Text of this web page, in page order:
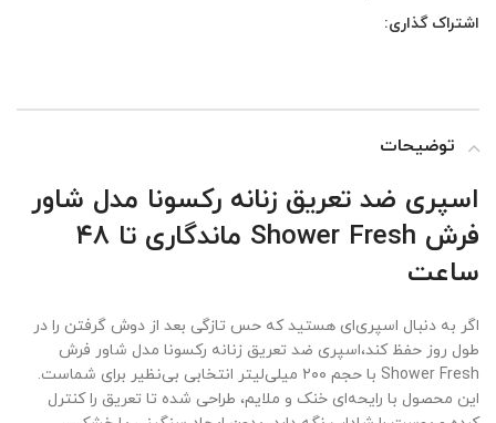
اشتراک گذاری:
توضیحات
اسپری ضد تعریق زنانه رکسونا مدل شاور
فرش Shower Fresh ماندگاری تا ۴۸
ساعت
اگر به دنبال اسپری‌ای هستید که حس تازگی بعد از دوش گرفتن را در
طول روز حفظ کند،اسپری ضد تعریق زنانه رکسونا مدل شاور فرش
Shower Fresh با حجم ۲۰۰ میلی‌لیتر انتخابی بی‌نظیر برای شماست.
این محصول با رایحه‌ای خنک و ملایم، طراحی شده تا تعریق را کنترل